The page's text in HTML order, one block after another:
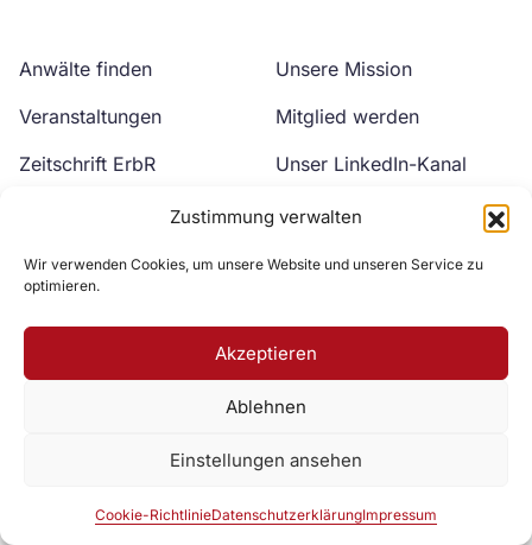
Zustimmung verwalten
Wir verwenden Cookies, um unsere Website und unseren Service zu
optimieren.
Akzeptieren
Ablehnen
Einstellungen ansehen
Cookie-RichtlinieDatenschutzerklärungImpressum
Anwälte finden
Veranstaltungen
Zeitschrift ErbR
Unsere Mission
Mitglied werden
Unser LinkedIn-Kanal
Unser YouTube-Kanal
Zur DAV Webseite